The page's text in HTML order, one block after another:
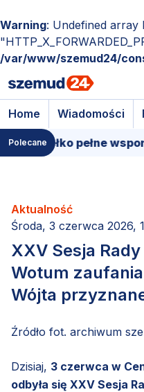
Warning: Undefined array
/var/www/szemud24/
Home Wiadomości
Polecane pełne
Aktualność
Środa, 3 czerwca 2026,
XXV Sesja
Wotum
Wójta
Źródło fot. archiwum
Dzisiaj, 3 czerwca w
odbyła się XXV Sesja